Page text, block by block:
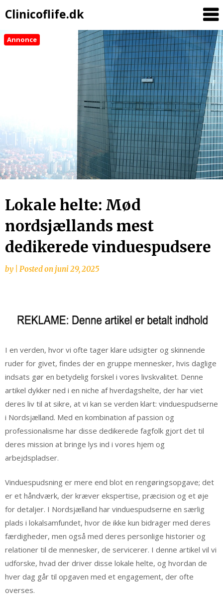
Clinicoflife.dk
Annonce
Lokale helte: Mød
nordsjællands mest
dedikerede vinduespudsere
by Posted on juni 29, 2025
I en verden, hvor vi ofte tager klare udsigter og skinnende
ruder for givet, findes der en gruppe mennesker, hvis daglige
indsats gør en betydelig forskel i vores livskvalitet. Denne
artikel dykker ned i en niche af hverdagshelte, der har viet
deres liv til at sikre, at vi kan se verden klart: vinduespudserne
i Nordsjælland. Med en kombination af passion og
professionalisme har disse dedikerede fagfolk gjort det til
deres mission at bringe lys ind i vores hjem og
arbejdspladser.
Vinduespudsning er mere end blot en rengøringsopgave; det
er et håndværk, der kræver ekspertise, præcision og et øje
for detaljer. I Nordsjælland har vinduespudserne en særlig
plads i lokalsamfundet, hvor de ikke kun bidrager med deres
færdigheder, men også med deres personlige historier og
relationer til de mennesker, de servicerer. I denne artikel vil vi
udforske, hvad der driver disse lokale helte, og hvordan de
hver dag går til opgaven med et engagement, der ofte
overses.